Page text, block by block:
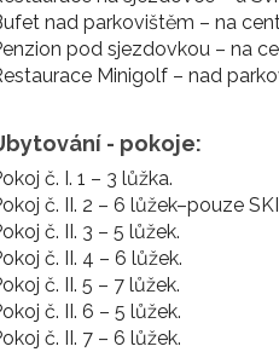
nad parkovištěm – na
pod sjezdovkou – na
Minigolf – nad
- pokoje:
č. I. 1 – 3 lůžka.
č. II. 2 – 6 lůžek–pouze
č. II. 3 – 5 lůžek.
č. II. 4 – 6 lůžek.
č. II. 5 – 7 lůžek.
č. II. 6 – 5 lůžek.
č. II. 7 – 6 lůžek.